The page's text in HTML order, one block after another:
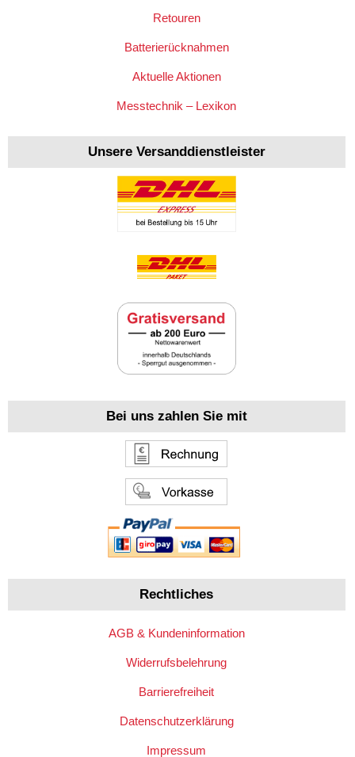
Retouren
Batterierücknahmen
Aktuelle Aktionen
Messtechnik – Lexikon
Unsere Versanddienstleister
Bei uns zahlen Sie mit
Rechtliches
AGB & Kundeninformation
Widerrufsbelehrung
Barrierefreiheit
Datenschutzerklärung
Impressum